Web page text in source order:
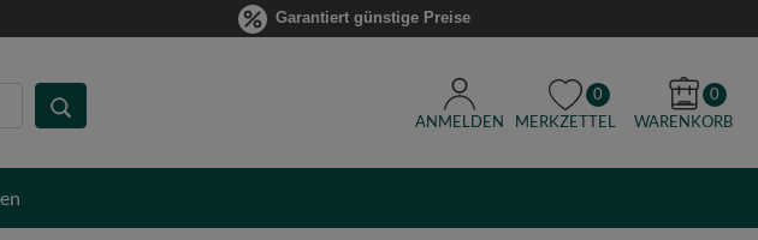
Garantiert günstige Preise
ANMELDEN
0
MERKZETTEL
0
WARENKORB